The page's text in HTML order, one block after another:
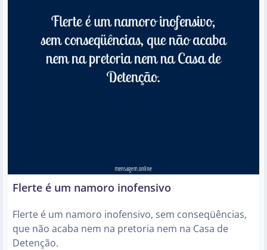
Flerte é um namoro inofensivo
Flerte é um namoro inofensivo, sem conseqüências,
que não acaba nem na pretoria nem na Casa de
Detenção.